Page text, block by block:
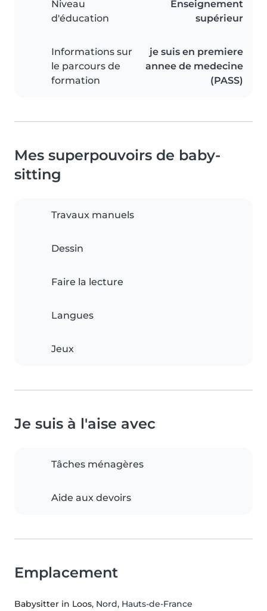
Niveau
d'éducation
Enseignement
supérieur
Informations sur
le parcours de
formation
je suis en premiere
annee de medecine
(PASS)
Mes superpouvoirs de baby-
sitting
Travaux manuels
Dessin
Faire la lecture
Langues
Jeux
Je suis à l'aise avec
Tâches ménagères
Aide aux devoirs
Emplacement
Babysitter in Loos, Nord, Hauts-de-France